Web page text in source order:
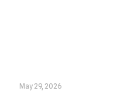
May 29, 2026